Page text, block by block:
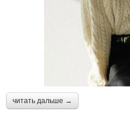
читать дальше →